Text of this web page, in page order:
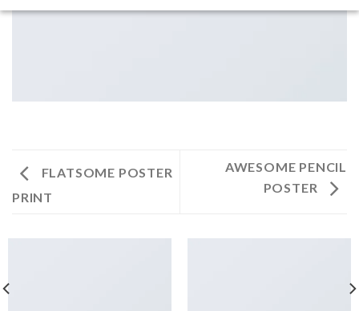
FLATSOME POSTER
PRINT
AWESOME PENCIL
POSTER